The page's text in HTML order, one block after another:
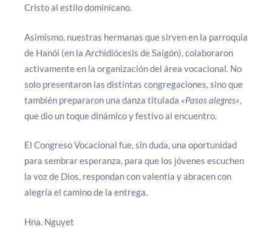
Cristo al estilo dominicano.
Asimismo, nuestras hermanas que sirven en la parroquia
de Hanói (en la Archidiócesis de Saigón), colaboraron
activamente en la organización del área vocacional. No
solo presentaron las distintas congregaciones, sino que
también prepararon una danza titulada «Pasos alegres»,
que dio un toque dinámico y festivo al encuentro.
El Congreso Vocacional fue, sin duda, una oportunidad
para sembrar esperanza, para que los jóvenes escuchen
la voz de Dios, respondan con valentía y abracen con
alegría el camino de la entrega.
Hna. Nguyet